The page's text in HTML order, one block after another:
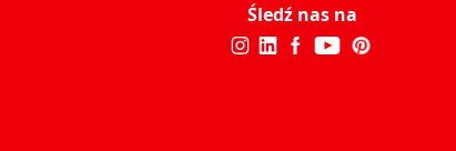
Śledź nas na